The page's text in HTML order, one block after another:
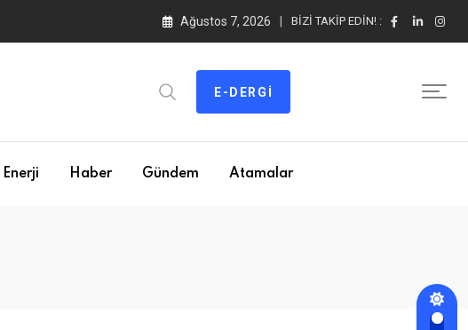
Ağustos 7, 2026 BIZI TAKIP EDIN! :
E-DERGI
Enerji Haber Gündem Atamalar